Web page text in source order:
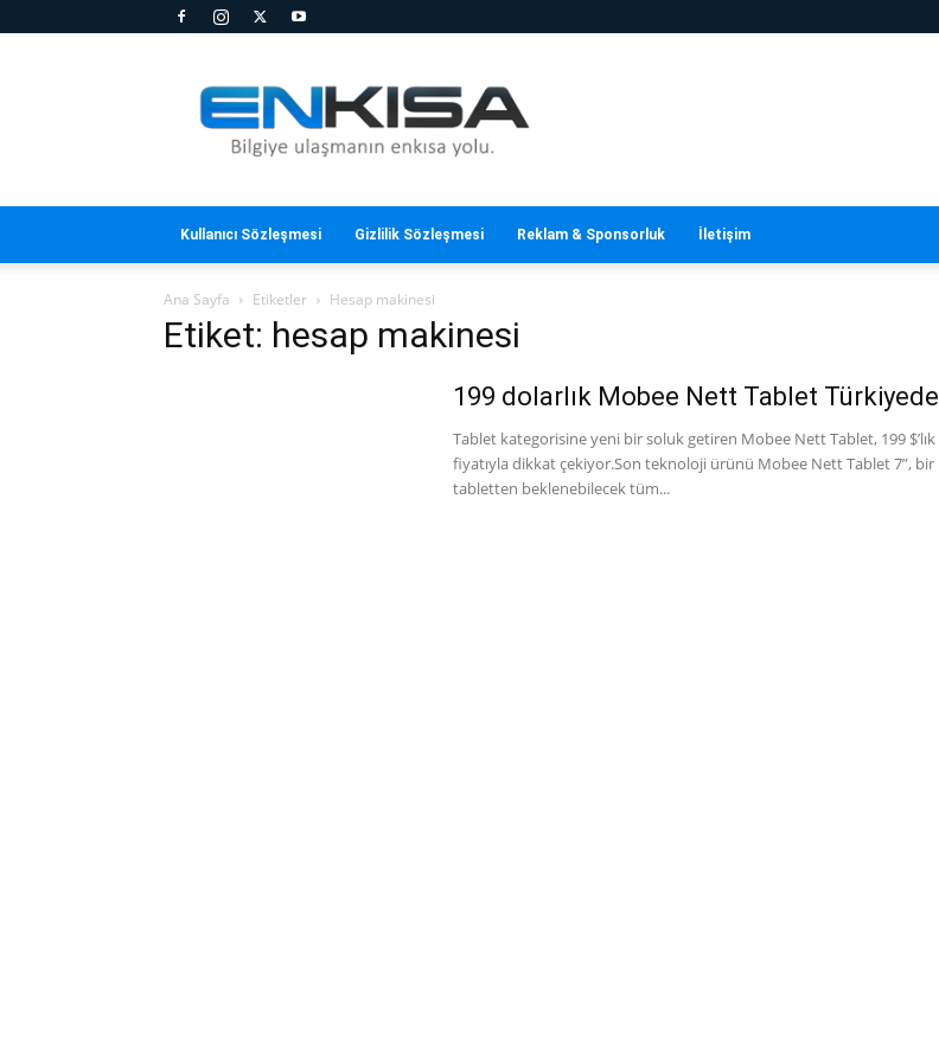
Kısa
Kullanıcı Sözleşmesi Gizlilik Sözleşmesi Reklam & Sponsorluk İletişim
Ana Sayfa Etiketler Hesap makinesi
Etiket: hesap makinesi
199 dolarlık Mobee Nett Tablet Türkiyede
Tablet kategorisine yeni bir soluk getiren Mobee Nett Tablet, 199 $’lık
fiyatıyla dikkat çekiyor.Son teknoloji ürünü Mobee Nett Tablet 7”, bir
tabletten beklenebilecek tüm...